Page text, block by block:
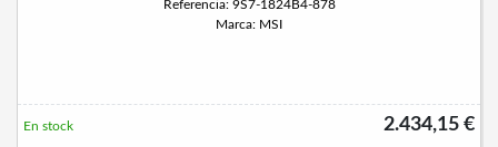
Referencia: 9S7-1824B4-878
Marca: MSI
2.434,15 €
En stock